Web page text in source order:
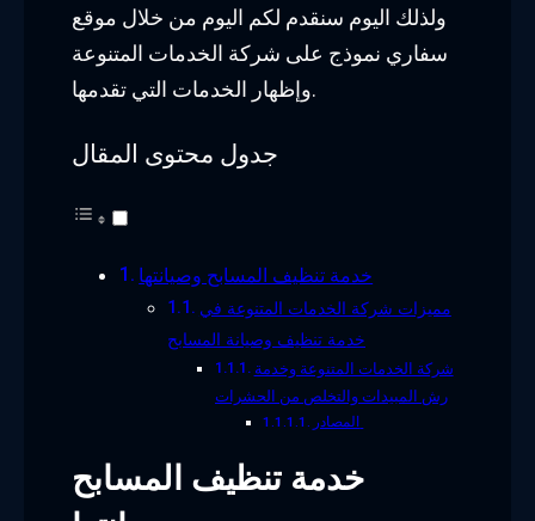
ولذلك اليوم سنقدم لكم اليوم من خلال موقع
سفاري نموذج على شركة الخدمات المتنوعة
وإظهار الخدمات التي تقدمها.
جدول محتوى المقال
خدمة تنظيف المسابح وصيانتها
مميزات شركة الخدمات المتنوعة في
خدمة تنظيف وصيانة المسابح
شركة الخدمات المتنوعة وخدمة
رش المبيدات والتخلص من الحشرات
خدمة تنظيف المسابح